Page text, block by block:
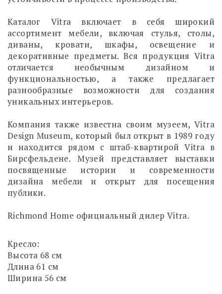
Каталог Vitra включает в себя широкий
ассортимент мебели, включая стулья, столы,
диваны, кровати, шкафы, освещение и
декоративные предметы. Вся продукция Vitra
отличается необычным дизайном и
функциональностью, а также предлагает
разнообразные возможности для создания
уникальных интерьеров.
Компания также известна своим музеем, Vitra
Design Museum, который был открыт в 1989 году
и находится рядом с штаб-квартирой Vitra в
Бирсфельдене. Музей представляет выставки
посвященные истории и современности
дизайна мебели и открыт для посещения
публики.
Richmond Home официальный дилер Vitra.
Кресло:
Высота 68 см
Длина 61 см
Ширина 56 см